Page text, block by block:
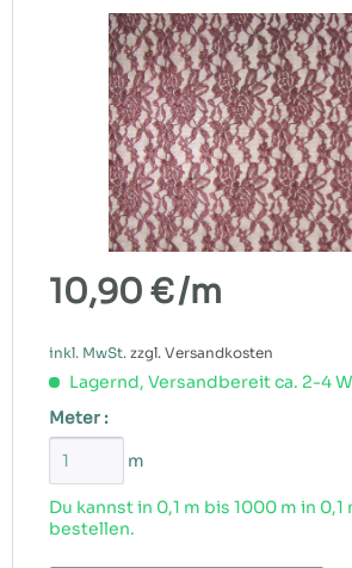
10,90 €/m
inkl. MwSt. zzgl. Versandkosten
Lagernd, Versandbereit ca. 2-4
Meter :
m
Du kannst in 0,1 m bis 1000 m in
bestellen.